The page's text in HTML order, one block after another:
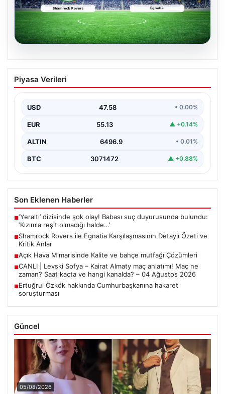
Shamrock Rovers ile Egnatia
Karşılaşmasının Detaylı Özeti ve Kritik
İrlanda temsilcisi Shamrock Rovers, Avrupa kupaları
bir…
Piyasa Verileri
USD 47.58 • 0.00%
EUR 55.13 ▲ +0.14%
ALTIN 6496.9 • 0.01%
BTC 3071472 ▲ +0.88%
Son Eklenen Haberler
■‘Yeraltı’ dizisinde şok olay! Babası suç duyurusunda bulundu:
‘Kızımla reşit olmadığı halde…’
■Shamrock Rovers ile Egnatia Karşılaşmasının Detaylı Özeti ve
Kritik Anlar
■Açık Hava Mimarisinde Kalite ve bahçe mutfağı Çözümleri
■CANLI | Levski Sofya – Kairat Almaty maç anlatımı! Maç ne
zaman? Saat kaçta ve hangi kanalda? – 04 Ağustos 2026
■Ertuğrul Özkök hakkında Cumhurbaşkanına hakaret
soruşturması
Güncel
05/08/2026